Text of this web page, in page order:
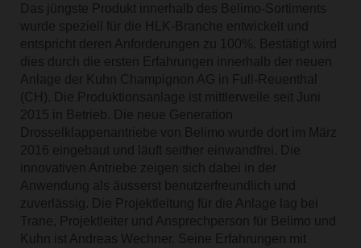
Das jüngste Produkt innerhalb des Belimo-Sortiments
wurde speziell für die HLK-Branche entwickelt und
entspricht deren Anforderungen zu 100%. Bestätigt wird
dies durch die ersten Erfahrungen innerhalb der neuen
Anlage der Kuhn Champignon AG in Full-Reuenthal
(CH). Die Produktionsanlage ist mittlerweile seit Juni
2015 in Betrieb. Die neue Generation
Drosselklappenantriebe von Belimo wurde dort im März
2016 eingebaut und läuft seither einwandfrei. Die
innovativen Antriebe zeigen sich dabei in der
Anwendung als äusserst benutzerfreundlich und
zuverlässig. Die Projektleitung für die Anlage lag bei
Trane, Projektleiter und Ansprechperson für Belimo und
Kuhn ist Andreas Wechner. Seine Erfahrungen mit